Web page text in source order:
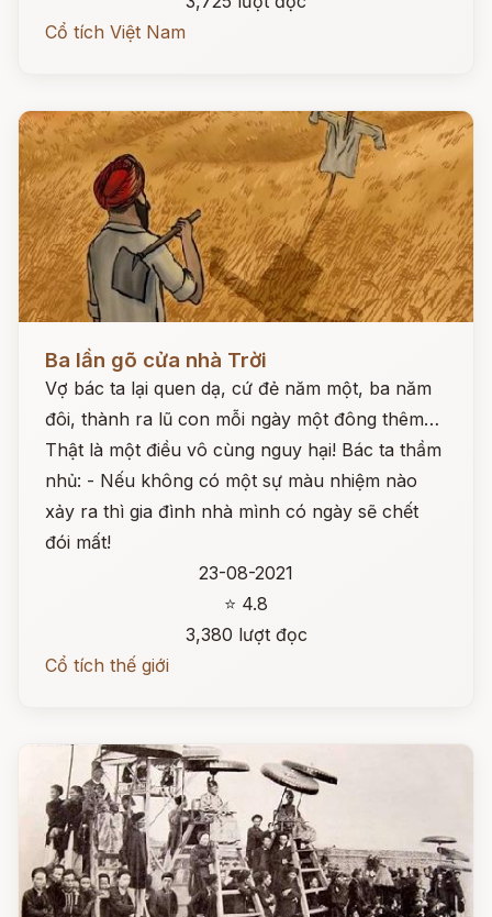
Cổ tích Việt Nam
Đọc ngay
Ba lần gõ cửa nhà Trời
Vợ bác ta lại quen dạ, cứ đẻ năm một, ba năm
đôi, thành ra lũ con mỗi ngày một đông thêm…
Thật là một điều vô cùng nguy hại! Bác ta thầm
nhủ: - Nếu không có một sự màu nhiệm nào
xảy ra thì gia đình nhà mình có ngày sẽ chết
đói mất!
23-08-2021
⭐ 4.8
3,380 lượt đọc
Cổ tích thế giới